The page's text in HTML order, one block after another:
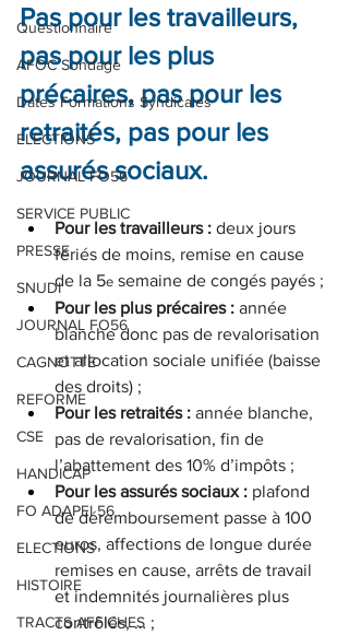
Questionnaire
AFOC Sondage
Dates Formations Syndicales
ELECTIONS
JOURNAL FO56
SERVICE PUBLIC
PRESSE
SNUDI
JOURNAL FO56
CAGNOTTE
REFORME
CSE
HANDICAP
FO ADAPEI 56
ELECTIONS
HISTOIRE
TRACTS AFFICHES
Pas pour les travailleurs,
pas pour les plus
précaires, pas pour les
retraités, pas pour les
assurés sociaux.
Pour les travailleurs : deux jours
fériés de moins, remise en cause
de la 5e semaine de congés payés ;
Pour les plus précaires : année
blanche donc pas de revalorisation
et allocation sociale unifiée (baisse
des droits) ;
Pour les retraités : année blanche,
pas de revalorisation, fin de
l’abattement des 10% d’impôts ;
Pour les assurés sociaux : plafond
de déremboursement passe à 100
euros, affections de longue durée
remises en cause, arrêts de travail
et indemnités journalières plus
contrôlés, … ;